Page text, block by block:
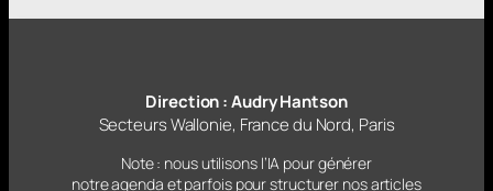
Direction : Audry Hantson
Secteurs Wallonie, France du Nord, Paris
Note : nous utilisons l’IA pour générer
notre agenda et parfois pour structurer nos articles